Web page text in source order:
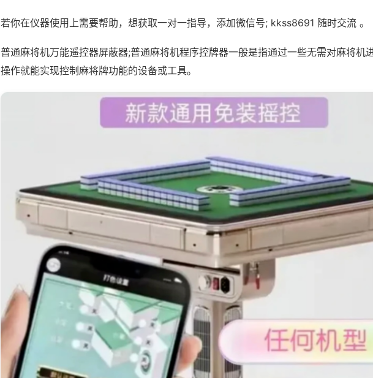
若你在仪器使用上需要帮助，想获取一对一指导，添加微信号; kkss8691 随时交流 。
普通麻将机万能遥控器屏蔽器;普通麻将机程序控牌器一般是指通过一些无需对麻将机
操作就能实现控制麻将牌功能的设备或工具。